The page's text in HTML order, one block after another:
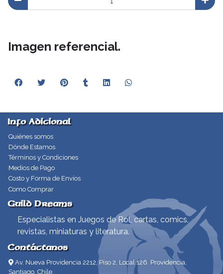
Imagen referencial.
Info Adicional
Quiénes somos
Dónde Estamos
Términos y Condiciones
Medios de Pago
Costo y Forma de Envíos
Como Comprar
Guild Dreams
Especialistas en Juegos de Rol, cartas, comics,
revistas, miniaturas y literatura.
Contáctanos
Av. Nueva Providencia 2212, Piso 2, Local 126. Providencia,
Santiago, Chile.